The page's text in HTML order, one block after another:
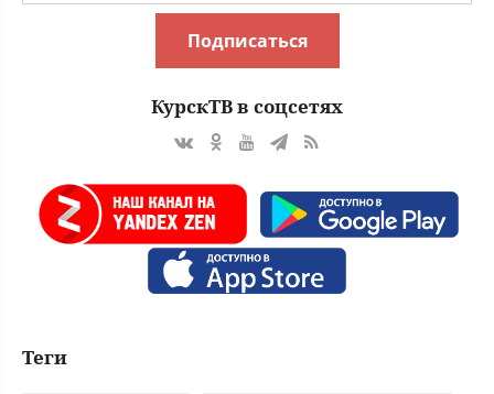
Подписаться
КурскТВ в соцсетях
Теги